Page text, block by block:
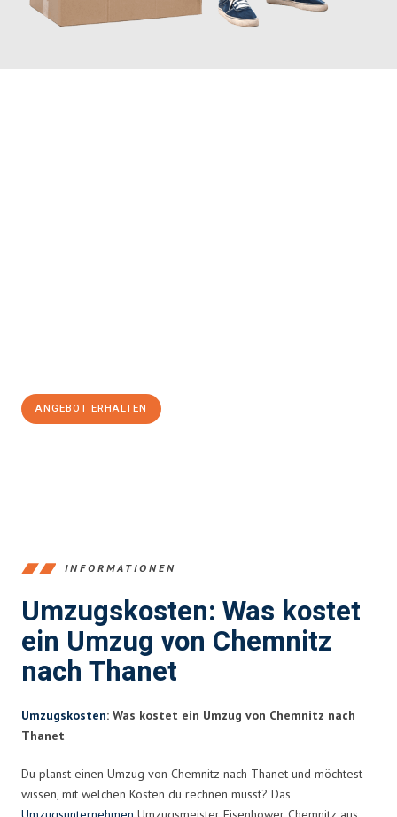
ANGEBOT ERHALTEN
INFORMATIONEN
Umzugskosten: Was kostet
ein Umzug von Chemnitz
nach Thanet
Umzugskosten: Was kostet ein Umzug von Chemnitz nach
Thanet
Du planst einen Umzug von Chemnitz nach Thanet und möchtest
wissen, mit welchen Kosten du rechnen musst? Das